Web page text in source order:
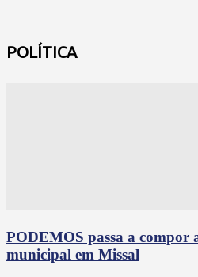
POLÍTICA
PODEMOS passa a compor
municipal em Missal